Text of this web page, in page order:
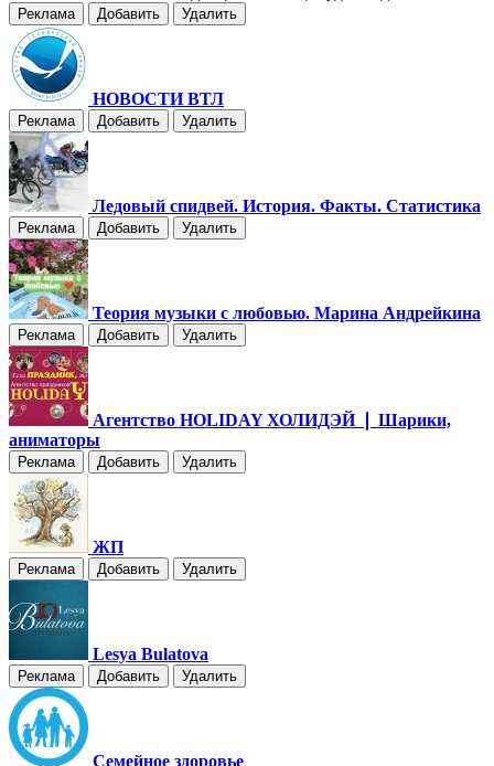
Реклама Добавить Удалить
НОВОСТИ ВТЛ
Реклама Добавить Удалить
Ледовый спидвей. История. Факты. Статистика
Реклама Добавить Удалить
Теория музыки с любовью. Марина Андрейкина
Реклама Добавить Удалить
Агентство HOLIDAY ХОЛИДЭЙ ❘ Шарики,
аниматоры
Реклама Добавить Удалить
ЖП
Реклама Добавить Удалить
Lesya Bulatova
Реклама Добавить Удалить
Семейное здоровье